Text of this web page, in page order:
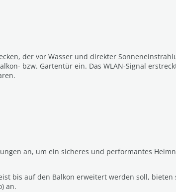
der vor Wasser und direkter
bzw. Gartentür ein. Das WLAN-Signal
an, um ein sicheres und performantes
bis auf den Balkon erweitert werden soll,
an.